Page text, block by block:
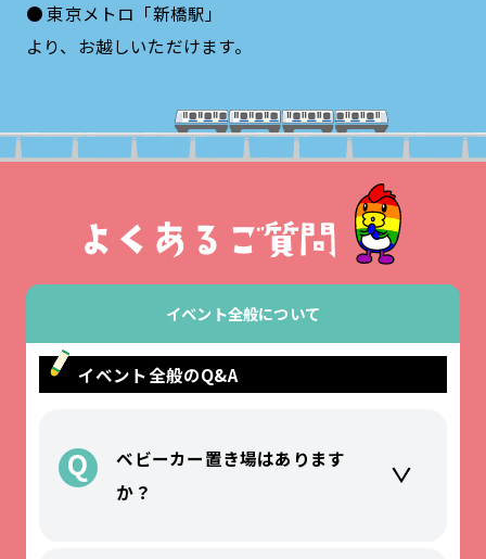
● 東京メトロ「新橋駅」
より、お越しいただけます。
イベント全般について
イベント全般のQ&A
Q
ベビーカー置き場はあります
か？